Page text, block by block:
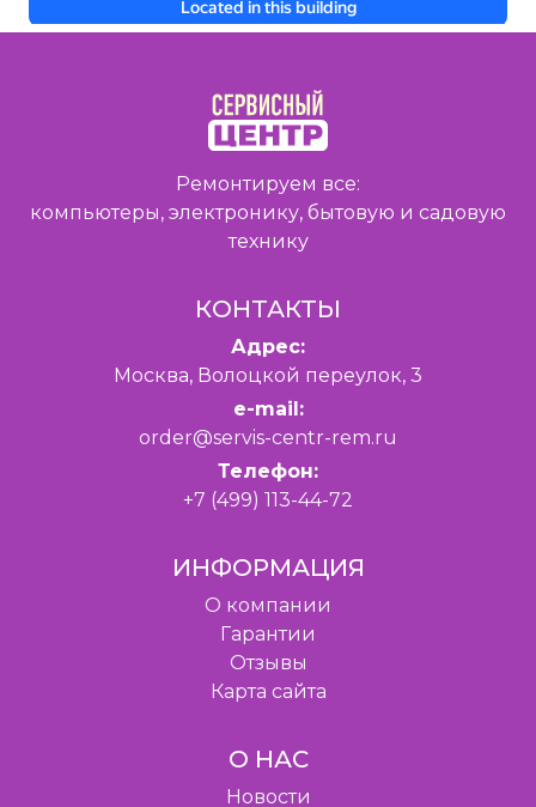
Ремонтируем все:
компьютеры, электронику, бытовую и садовую
технику
КОНТАКТЫ
Адрес:
Москва, Волоцкой переулок, 3
e-mail:
order@servis-centr-rem.ru
Телефон:
+7 (499) 113-44-72
ИНФОРМАЦИЯ
O компании
Гарантии
Отзывы
Карта сайта
О НАС
Новости